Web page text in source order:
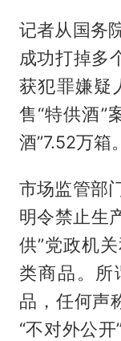
记者从国务
成功打掉多
获犯罪嫌疑
售“特供酒”
酒”7.52万箱。
市场监管部
明令禁止生
供”党政机
类商品。所
品，任何声
“不对外公